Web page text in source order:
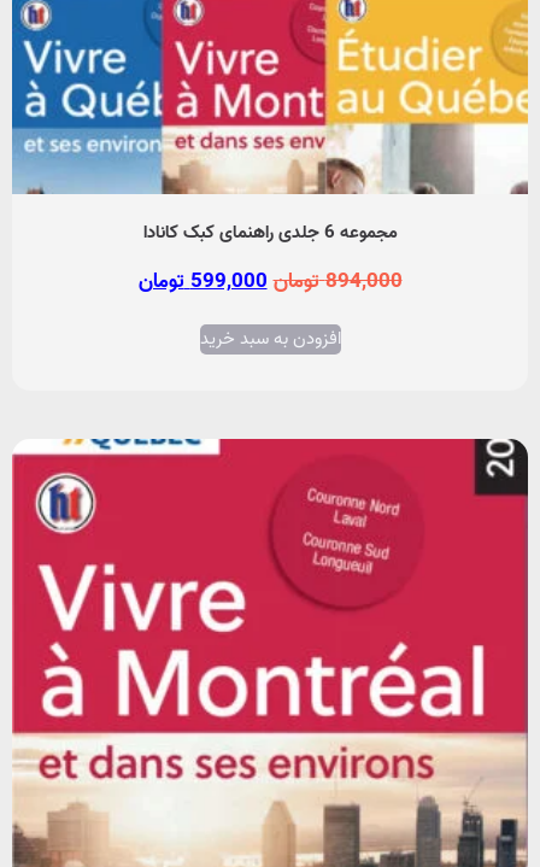
مجموعه 6 جلدی راهنمای کبک کانادا
894,000تومان599,000تومان
افزودن به سبد خرید